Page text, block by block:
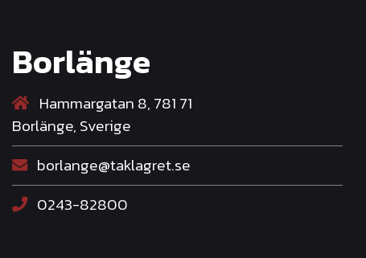
Borlänge
Hammargatan 8, 781 71
Borlänge, Sverige
borlange@taklagret.se
0243-82800